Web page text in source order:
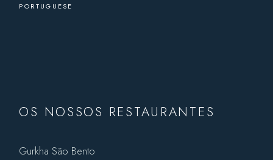
PORTUGUESE
OS NOSSOS RESTAURANTES
Gurkha São Bento